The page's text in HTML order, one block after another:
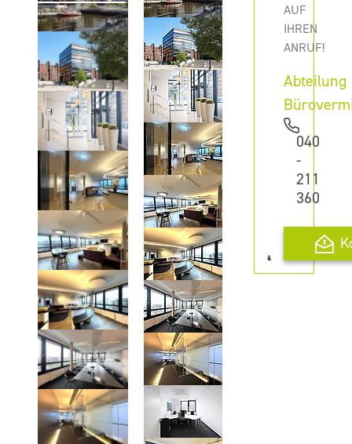
AUF
IHREN
ANRUF!
Abteilung
040
-
211
360